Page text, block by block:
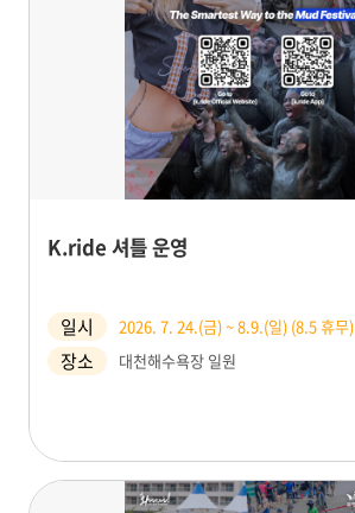
K.ride 셔틀 운영
일시 2026. 7. 24.(금) ~ 8.9.(일) (8.5 휴무)
장소 대천해수욕장 일원